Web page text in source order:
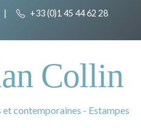
| +33 (0)1 45 44 62 28
Collin
et contemporaines - Estampes